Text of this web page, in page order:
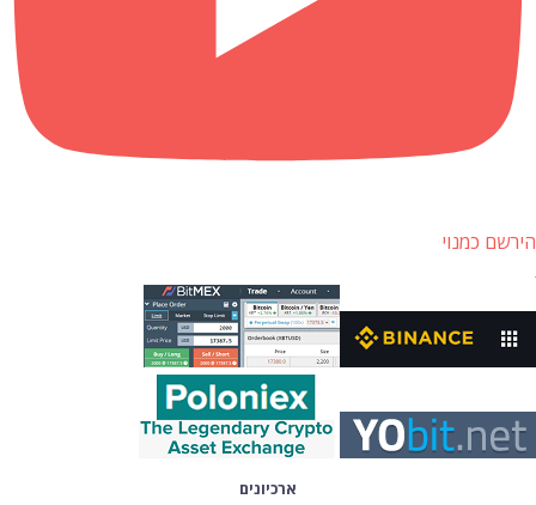
הירשם כמנוי
ארכיונים